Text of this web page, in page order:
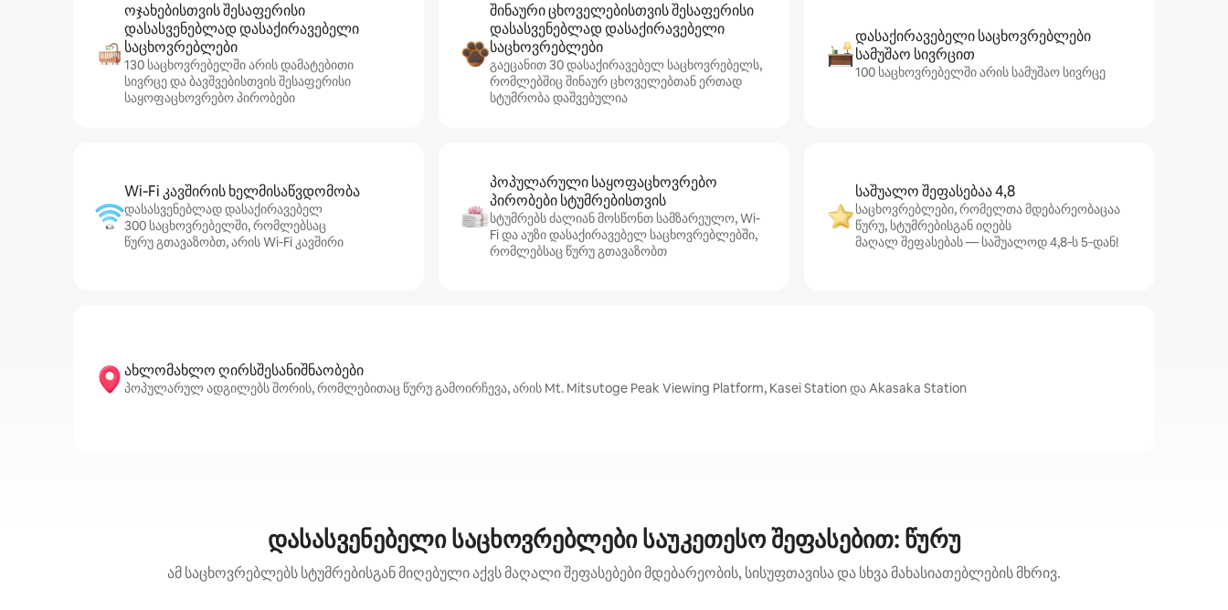
ოჯახებისთვის შესაფერისი
დასასვენებლად დასაქირავებელი
საცხოვრებლები
130 საცხოვრებელში არის დამატებითი
სივრცე და ბავშვებისთვის შესაფერისი
საყოფაცხოვრებო პირობები
შინაური ცხოველებისთვის შესაფერისი
დასასვენებლად დასაქირავებელი
საცხოვრებლები
გაეცანით 30 დასაქირავებელ საცხოვრებელს,
რომლებშიც შინაურ ცხოველებთან ერთად
სტუმრობა დაშვებულია
დასაქირავებელი საცხოვრებლები
სამუშაო სივრცით
100 საცხოვრებელში არის სამუშაო სივრცე
Wi‑Fi კავშირის ხელმისაწვდომობა
დასასვენებლად დასაქირავებელ
300 საცხოვრებელში, რომლებსაც
წურუ გთავაზობთ, არის Wi‑Fi კავშირი
პოპულარული საყოფაცხოვრებო
პირობები სტუმრებისთვის
სტუმრებს ძალიან მოსწონთ სამზარეულო, Wi-
Fi და აუზი დასაქირავებელ საცხოვრებლებში,
რომლებსაც წურუ გთავაზობთ
საშუალო შეფასებაა 4,8
საცხოვრებლები, რომელთა მდებარეობაცაა
წურუ, სტუმრებისგან იღებს
მაღალ შეფასებას — საშუალოდ 4,8‑ს 5‑დან!
ახლომახლო ღირსშესანიშნაობები
პოპულარულ ადგილებს შორის, რომლებითაც წურუ გამოირჩევა, არის Mt. Mitsutoge Peak Viewing Platform, Kasei Station და Akasaka Station
დასასვენებელი საცხოვრებლები საუკეთესო შეფასებით: წურუ
ამ საცხოვრებლებს სტუმრებისგან მიღებული აქვს მაღალი შეფასებები მდებარეობის, სისუფთავისა და სხვა მახასიათებლების მხრივ.